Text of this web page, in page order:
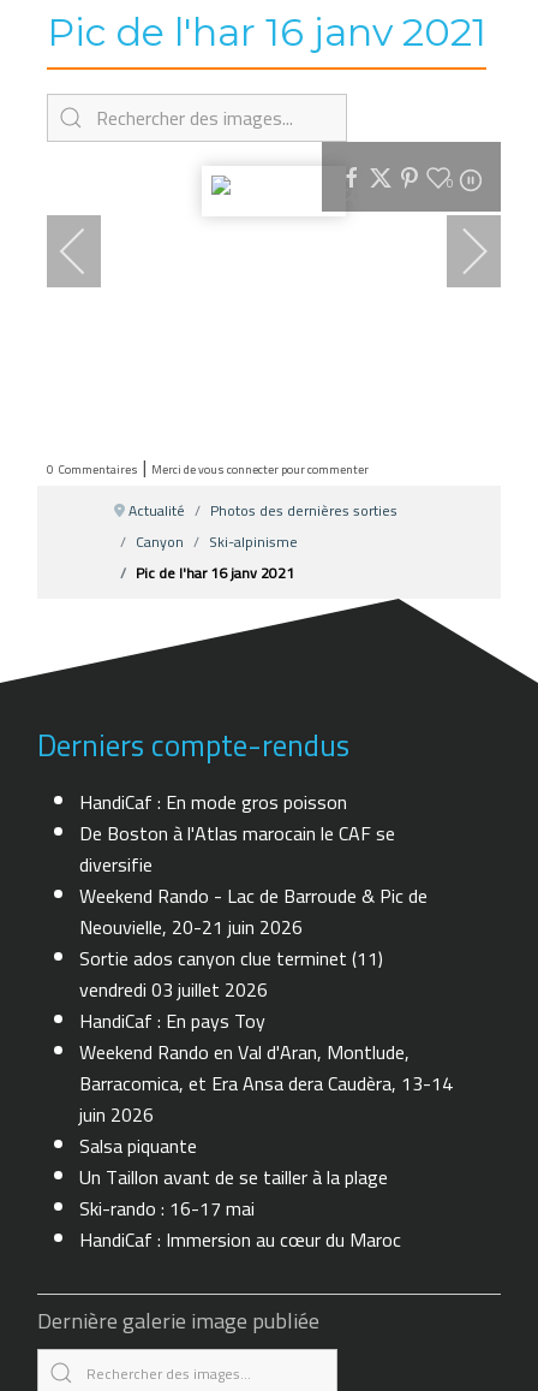
Pic de l'har 16 janv 2021
0
0 Commentaires | Merci de vous connecter pour commenter
Actualité
Photos des dernières sorties
Canyon
Ski-alpinisme
Pic de l'har 16 janv 2021
Derniers compte-rendus
HandiCaf : En mode gros poisson
De Boston à l'Atlas marocain le CAF se
diversifie
Weekend Rando - Lac de Barroude & Pic de
Neouvielle, 20-21 juin 2026
Sortie ados canyon clue terminet (11)
vendredi 03 juillet 2026
HandiCaf : En pays Toy
Weekend Rando en Val d'Aran, Montlude,
Barracomica, et Era Ansa dera Caudèra, 13-14
juin 2026
Salsa piquante
Un Taillon avant de se tailler à la plage
Ski-rando : 16-17 mai
HandiCaf : Immersion au cœur du Maroc
Dernière galerie image publiée